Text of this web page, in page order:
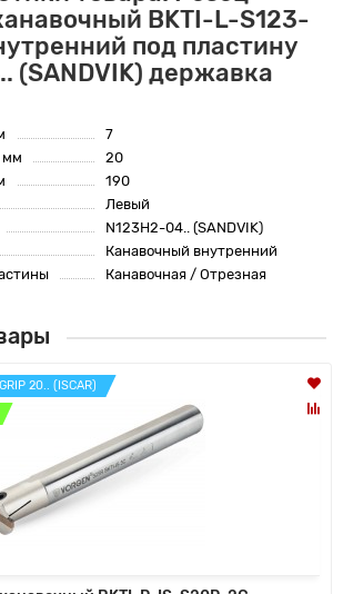
BKTI-L-S123-
под пластину
(SANDVIK) державка
7
мм
20
190
Левый
N123H2-04.. (SANDVIK)
Канавочный внутренний
Канавочная / Отрезная
20.. (ISCAR)